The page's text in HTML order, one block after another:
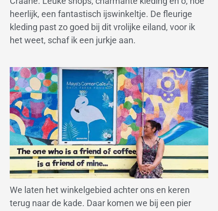
heerlijk, een fantastisch ijswinkeltje. De fleurige
kleding past zo goed bij dit vrolijke eiland, voor ik
het weet, schaf ik een jurkje aan.
We laten het winkelgebied achter ons en keren
terug naar de kade. Daar komen we bij een pier